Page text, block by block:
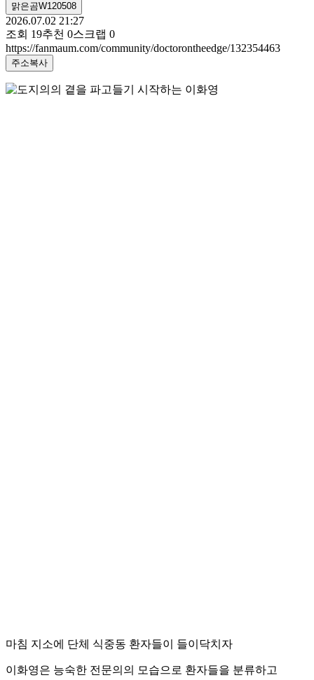
맑은곰W120508
2026.07.02 21:27
조회 19추천 0스크랩 0
https://fanmaum.com/community/doctorontheedge/132354463
주소복사
마침 지소에 단체 식중동 환자들이 들이닥치자
이화영은 능숙한 전문의의 모습으로 환자들을 분류하고